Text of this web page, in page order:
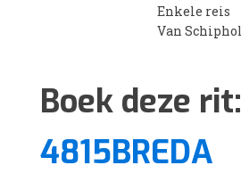
Enkele reis
Van Schiphol
Boek deze rit:
4815BREDA